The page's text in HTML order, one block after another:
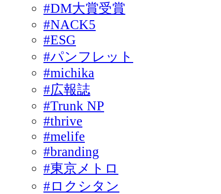
#DM大賞受賞
#NACK5
#ESG
#パンフレット
#michika
#広報誌
#Trunk NP
#thrive
#melife
#branding
#東京メトロ
#ロクシタン